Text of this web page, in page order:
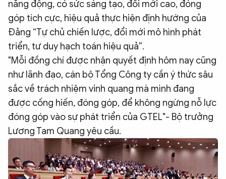
năng động, có sức sáng tạo, đổi mới cao, đóng
góp tích cực, hiệu quả thực hiện định hướng của
Đảng “Tự chủ chiến lược, đổi mới mô hình phát
triển, tư duy hạch toán hiệu quả”.
"Mỗi đồng chí được nhận quyết định hôm nay cũng
như lãnh đạo, cán bộ Tổng Công ty cần ý thức sâu
sắc về trách nhiệm vinh quang mà mình đang
được cống hiến, đóng góp, để không ngừng nỗ lực
đóng góp vào sự phát triển của GTEL"- Bộ trưởng
Lương Tam Quang yêu cầu.